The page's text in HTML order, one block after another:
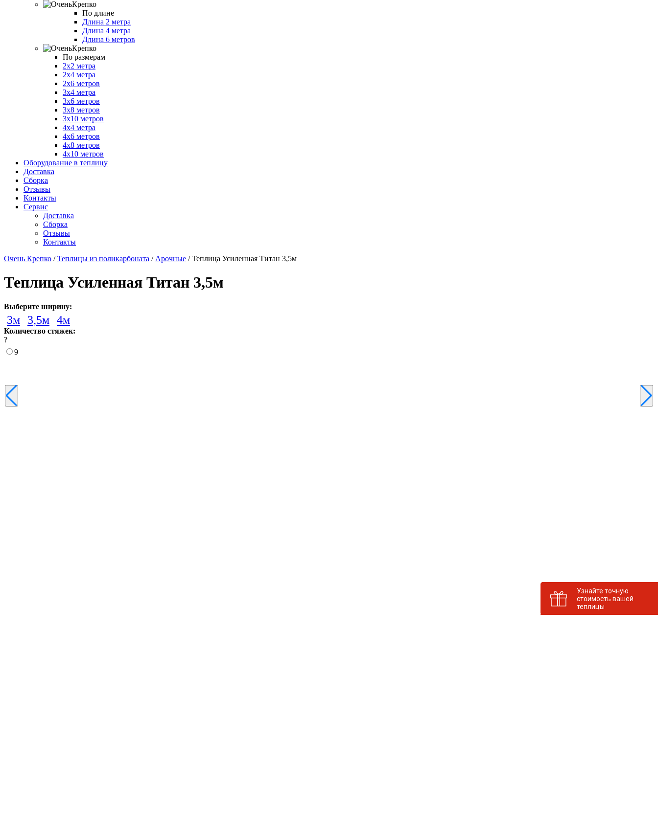
По длине
Длина 2 метра
Длина 4 метра
Длина 6 метров
По размерам
2х2 метра
2х4 метра
2х6 метров
3х4 метра
3х6 метров
3х8 метров
3х10 метров
4х4 метра
4х6 метров
4х8 метров
4х10 метров
Оборудование в теплицу
Доставка
Сборка
Отзывы
Контакты
Сервис
Доставка
Сборка
Отзывы
Контакты
Очень Крепко /Теплицы из поликарбоната / Арочные /Теплица Усиленная Титан 3,5м
Теплица Усиленная Титан 3,5м
Выберите ширину:
3м 3,5м 4м
Количество стяжек:
?
9
Узнайте точную
стоимость вашей
теплицы